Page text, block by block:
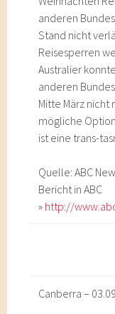
anderen
Stand nicht
Reisesperren
Australier
anderen
Mitte März nicht
mögliche
ist eine trans-
Quelle: ABC
Bericht in ABC
» http://
Canberra –